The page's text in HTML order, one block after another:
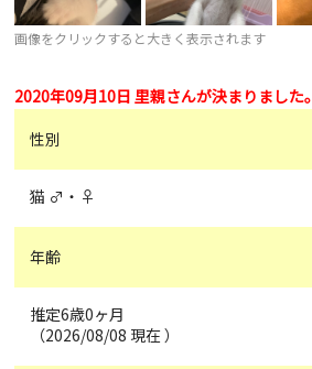
画像をクリックすると大きく表示されます
2020年09月10日 里親さんが決まりました。
性別
猫 ♂・♀
年齢
推定6歳0ヶ月
（2026/08/08 現在 ）